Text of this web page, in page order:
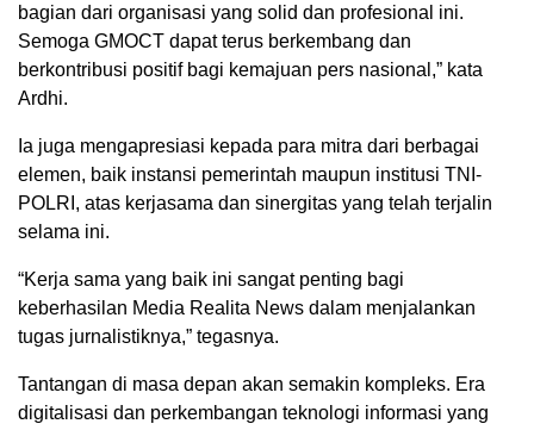
bagian dari organisasi yang solid dan profesional ini.
Semoga GMOCT dapat terus berkembang dan
berkontribusi positif bagi kemajuan pers nasional,” kata
Ardhi.
Ia juga mengapresiasi kepada para mitra dari berbagai
elemen, baik instansi pemerintah maupun institusi TNI-
POLRI, atas kerjasama dan sinergitas yang telah terjalin
selama ini.
“Kerja sama yang baik ini sangat penting bagi
keberhasilan Media Realita News dalam menjalankan
tugas jurnalistiknya,” tegasnya.
Tantangan di masa depan akan semakin kompleks. Era
digitalisasi dan perkembangan teknologi informasi yang